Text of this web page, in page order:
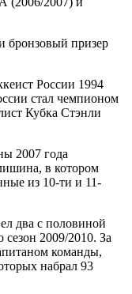
бронзовый призер
России 1994
стал чемпионом
Кубка Стэнли
2007 года
в котором
из 10-ти и 11-
два с половиной
сезон 2009/2010. За
команды,
набрал 93